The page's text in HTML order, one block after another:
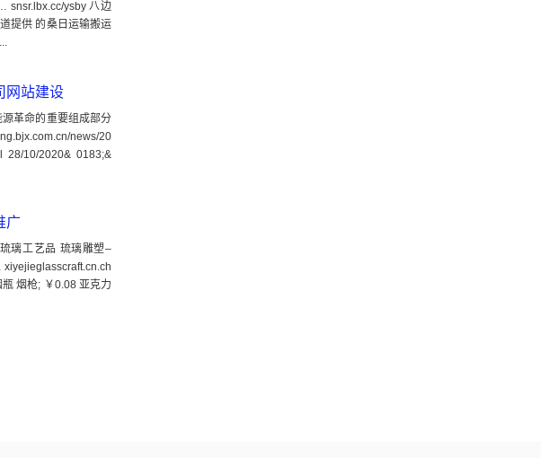
snsr.lbx.cc/ysby 八边
提供 的桑日运输搬运
网站建设
革命的重要组成部分
news/20
28/10/2020& 0183;&
广
璃工艺品 琉璃雕塑–
烟枪; ￥0.08 亚克力